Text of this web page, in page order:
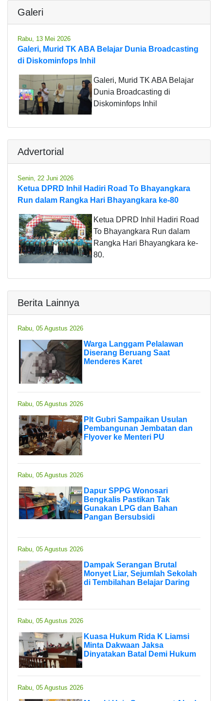
Galeri
Rabu, 13 Mei 2026
Galeri, Murid TK ABA Belajar Dunia Broadcasting
di Diskominfops Inhil
Galeri, Murid TK ABA Belajar
Dunia Broadcasting di
Diskominfops Inhil
Advertorial
Senin, 22 Juni 2026
Ketua DPRD Inhil Hadiri Road To Bhayangkara
Run dalam Rangka Hari Bhayangkara ke-80
Ketua DPRD Inhil Hadiri Road
To Bhayangkara Run dalam
Rangka Hari Bhayangkara ke-
80.
Berita Lainnya
Rabu, 05 Agustus 2026
Warga Langgam Pelalawan
Diserang Beruang Saat
Menderes Karet
Rabu, 05 Agustus 2026
Plt Gubri Sampaikan Usulan
Pembangunan Jembatan dan
Flyover ke Menteri PU
Rabu, 05 Agustus 2026
Dapur SPPG Wonosari
Bengkalis Pastikan Tak
Gunakan LPG dan Bahan
Pangan Bersubsidi
Rabu, 05 Agustus 2026
Dampak Serangan Brutal
Monyet Liar, Sejumlah Sekolah
di Tembilahan Belajar Daring
Rabu, 05 Agustus 2026
Kuasa Hukum Rida K Liamsi
Minta Dakwaan Jaksa
Dinyatakan Batal Demi Hukum
Rabu, 05 Agustus 2026